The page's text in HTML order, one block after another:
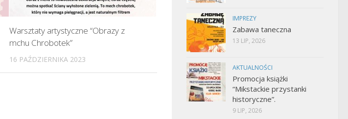
Warsztaty artystyczne “Obrazy z
mchu Chrobotek”
16 PAŹDZIERNIKA 2023
IMPREZY
Zabawa taneczna
13 LIP, 2026
AKTUALNOŚCI
Promocja książki
“Mikstackie przystanki
historyczne”.
9 LIP, 2026